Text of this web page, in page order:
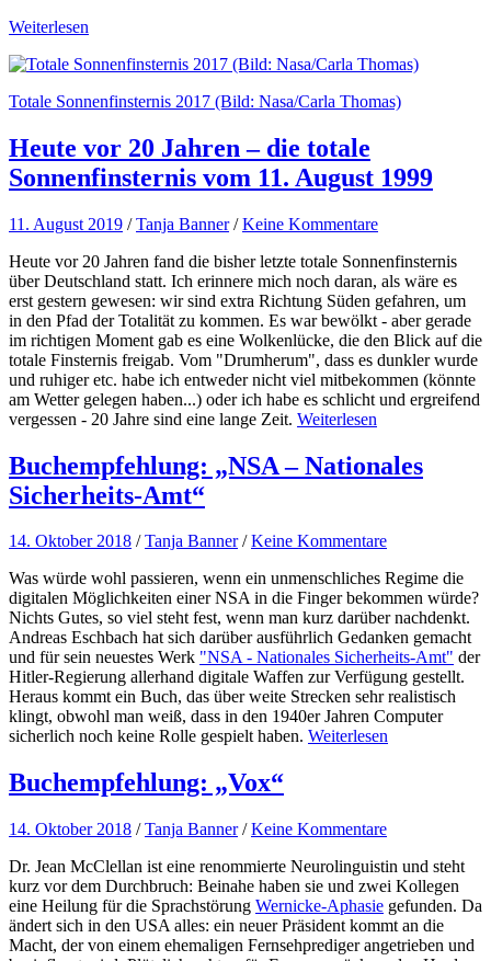
Weiterlesen
Totale Sonnenfinsternis 2017 (Bild: Nasa/Carla Thomas)
Heute vor 20 Jahren – die totale
Sonnenfinsternis vom 11. August 1999
11. August 2019 /Tanja Banner /Keine Kommentare
Heute vor 20 Jahren fand die bisher letzte totale Sonnenfinsternis
über Deutschland statt. Ich erinnere mich noch daran, als wäre es
erst gestern gewesen: wir sind extra Richtung Süden gefahren, um
in den Pfad der Totalität zu kommen. Es war bewölkt - aber gerade
im richtigen Moment gab es eine Wolkenlücke, die den Blick auf die
totale Finsternis freigab. Vom "Drumherum", dass es dunkler wurde
und ruhiger etc. habe ich entweder nicht viel mitbekommen (könnte
am Wetter gelegen haben...) oder ich habe es schlicht und ergreifend
vergessen - 20 Jahre sind eine lange Zeit. Weiterlesen
Buchempfehlung: „NSA – Nationales
Sicherheits-Amt“
14. Oktober 2018 /Tanja Banner /Keine Kommentare
Was würde wohl passieren, wenn ein unmenschliches Regime die
digitalen Möglichkeiten einer NSA in die Finger bekommen würde?
Nichts Gutes, so viel steht fest, wenn man kurz darüber nachdenkt.
Andreas Eschbach hat sich darüber ausführlich Gedanken gemacht
und für sein neuestes Werk "NSA - Nationales Sicherheits-Amt" der
Hitler-Regierung allerhand digitale Waffen zur Verfügung gestellt.
Heraus kommt ein Buch, das über weite Strecken sehr realistisch
klingt, obwohl man weiß, dass in den 1940er Jahren Computer
sicherlich noch keine Rolle gespielt haben. Weiterlesen
Buchempfehlung: „Vox“
14. Oktober 2018 /Tanja Banner /Keine Kommentare
Dr. Jean McClellan ist eine renommierte Neurolinguistin und steht
kurz vor dem Durchbruch: Beinahe haben sie und zwei Kollegen
eine Heilung für die Sprachstörung Wernicke-Aphasie gefunden. Da
ändert sich in den USA alles: ein neuer Präsident kommt an die
Macht, der von einem ehemaligen Fernsehprediger angetrieben und